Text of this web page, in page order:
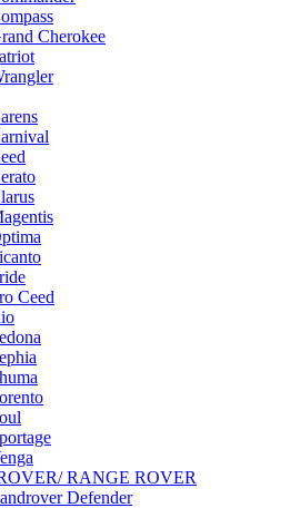
Cherokee
Ceed
RANGE ROVER
Defender